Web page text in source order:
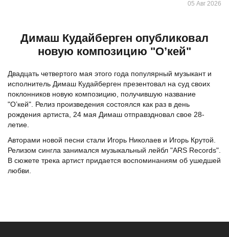
05 Авг 2026
Димаш Кудайберген опубликовал
новую композицию "О’кей"
Двадцать четвертого мая этого года популярный музыкант и
исполнитель Димаш Кудайберген презентовал на суд своих
поклонников новую композицию, получившую название
"О’кей". Релиз произведения состоялся как раз в день
рождения артиста, 24 мая Димаш отправздновал свое 28-
летие.
Авторами новой песни стали Игорь Николаев и Игорь Крутой.
Релизом сингла занимался музыкальный лейбл "ARS Reсords".
В сюжете трека артист придается воспоминаниям об ушедшей
любви.